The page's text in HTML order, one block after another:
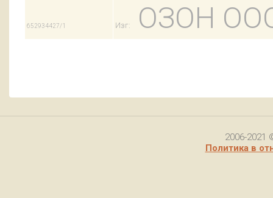
652934427/1 Изг: ОЗОН
2006-2021
Политика в